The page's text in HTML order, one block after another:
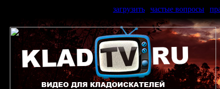
загрузить частые вопросы